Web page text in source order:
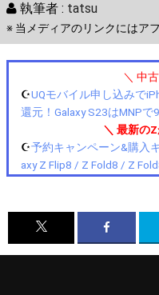
執筆者 : tatsu
※ 当メディアのリンクにはア
＼ 中
☪️UQモバイル申し込みで
還元！Galaxy S23はMNPで
＼ 最新の
☪️予約キャンペーン&購入
axy Z Flip8 / Z Fold8 / Z